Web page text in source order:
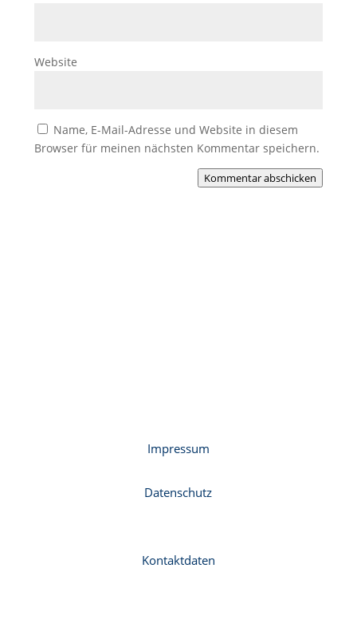
Website
Name, E-Mail-Adresse und Website in diesem
Browser für meinen nächsten Kommentar speichern.
Kommentar abschicken
Impressum
Datenschutz
Kontaktdaten